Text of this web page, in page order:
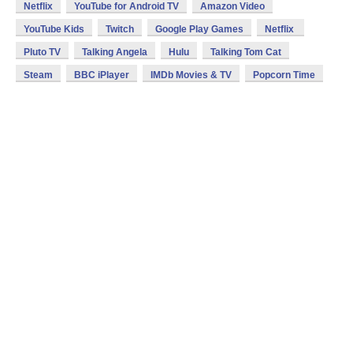
Netflix YouTube for Android TV Amazon Video
YouTube Kids Twitch Google Play Games Netflix
Pluto TV Talking Angela Hulu Talking Tom Cat
Steam BBC iPlayer IMDb Movies & TV Popcorn Time